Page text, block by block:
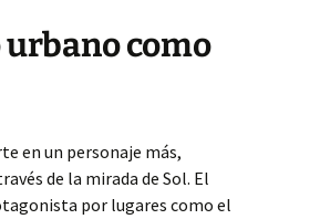
urbano como
en un personaje más,
de la mirada de Sol. El
por lugares como el